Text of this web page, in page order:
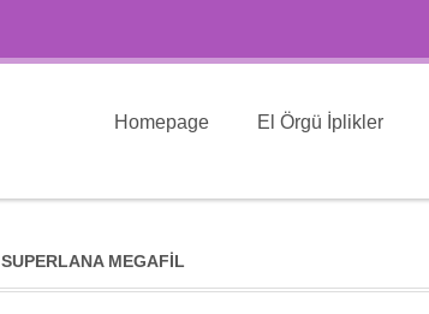
Homepage El Örgü İplikler
SUPERLANA MEGAFİL